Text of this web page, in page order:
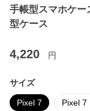
手帳型スマホケー
型ケース
4,220 円
サイズ
Pixel 7 Pixel 7